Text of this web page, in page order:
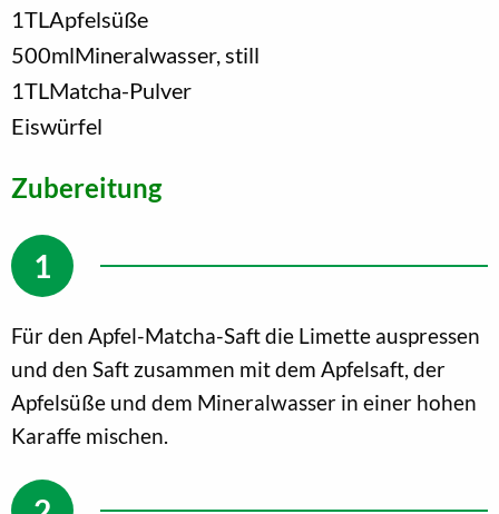
1TL Apfelsüße
500mlMineralwasser, still
1TL Matcha-Pulver
Eiswürfel
Zubereitung
Für den Apfel-Matcha-Saft die Limette auspressen
und den Saft zusammen mit dem Apfelsaft, der
Apfelsüße und dem Mineralwasser in einer hohen
Karaffe mischen.